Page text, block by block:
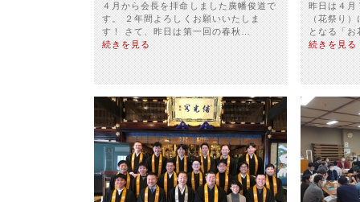
４月から会長を拝命しました廣幡俊道で
す。 ２年間よろしくお願いいたしま
す！ さて、昨日は第一回の春秋…
続きを見る
昨日は４月
（花祭り）
となる「
続きを見る